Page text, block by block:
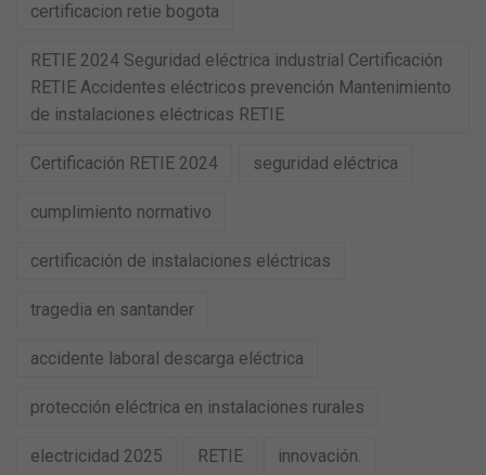
certificacion retie bogota
RETIE 2024 Seguridad eléctrica industrial Certificación
RETIE Accidentes eléctricos prevención Mantenimiento
de instalaciones eléctricas RETIE
Certificación RETIE 2024 seguridad eléctrica
cumplimiento normativo
certificación de instalaciones eléctricas
tragedia en santander
accidente laboral descarga eléctrica
protección eléctrica en instalaciones rurales
electricidad 2025 RETIE innovación.